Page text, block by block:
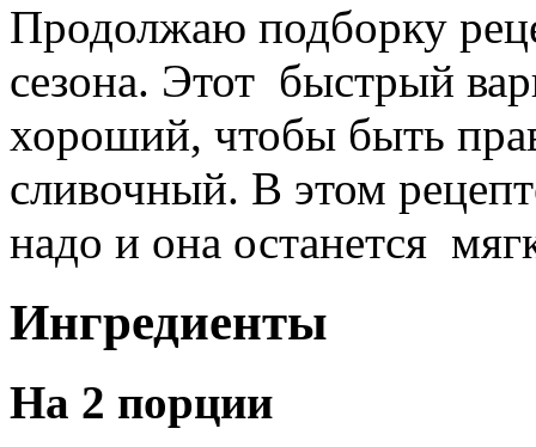
Продолжаю подборку
сезона. Этот быстрый
хороший, чтобы быть
сливочный. В этом
надо и она останется
Ингредиенты
На 2 порции